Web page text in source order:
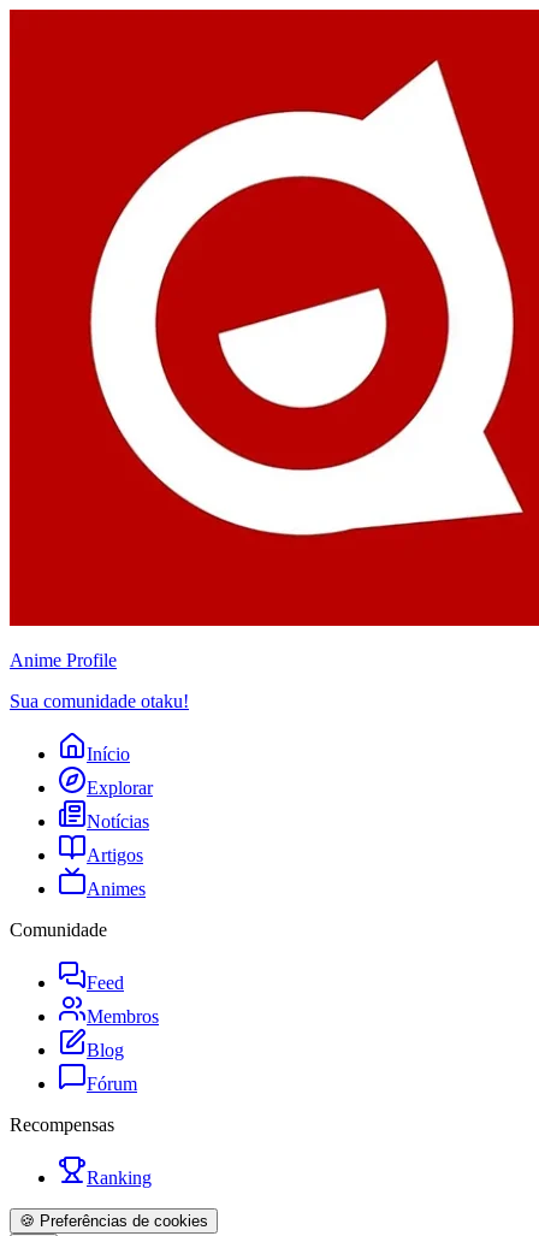
Anime Profile
Sua comunidade otaku!
Início
Explorar
Notícias
Artigos
Animes
Comunidade
Feed
Membros
Blog
Fórum
Recompensas
Ranking
🍪 Preferências de cookies